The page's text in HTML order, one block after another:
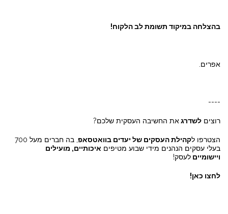
בהצלחה במיקוד תשומת לב הלקוח!
אפרים.
----
רוצים לשדרגאת החשיבה העסקית שלכם?
הצטרפו לקהילת העסקים של יעדים בוואטסאפ
, בה חברים מעל 700
בעלי עסקים הנהנים מידי שבוע מטיפים איכותיים, מועילים
ויישומיים לעסק!
לחצו כאן!